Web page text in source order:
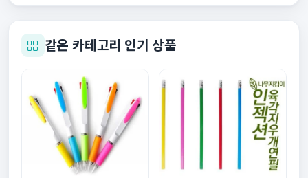
같은 카테고리 인기 상품